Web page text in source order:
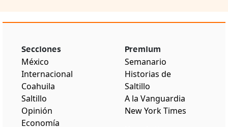
Secciones
México
Internacional
Coahuila
Saltillo
Opinión
Economía
Premium
Semanario
Historias de
Saltillo
A la Vanguardia
New York Times